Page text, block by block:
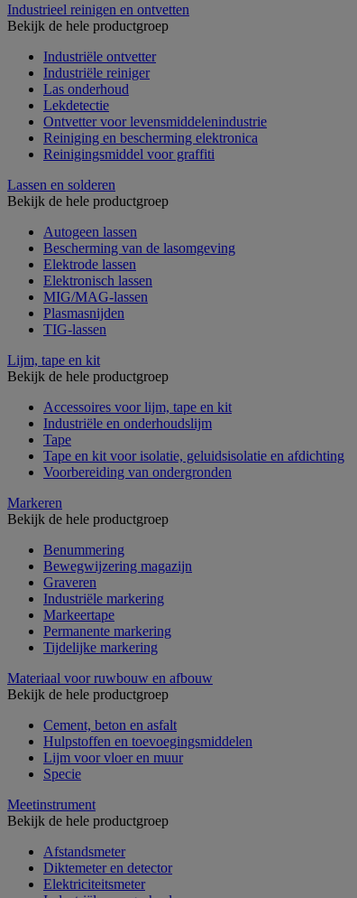
Industrieel reinigen en ontvetten
Bekijk de hele productgroep
Industriële ontvetter
Industriële reiniger
Las onderhoud
Lekdetectie
Ontvetter voor levensmiddelenindustrie
Reiniging en bescherming elektronica
Reinigingsmiddel voor graffiti
Lassen en solderen
Bekijk de hele productgroep
Autogeen lassen
Bescherming van de lasomgeving
Elektrode lassen
Elektronisch lassen
MIG/MAG-lassen
Plasmasnijden
TIG-lassen
Lijm, tape en kit
Bekijk de hele productgroep
Accessoires voor lijm, tape en kit
Industriële en onderhoudslijm
Tape
Tape en kit voor isolatie, geluidsisolatie en afdichting
Voorbereiding van ondergronden
Markeren
Bekijk de hele productgroep
Benummering
Bewegwijzering magazijn
Graveren
Industriële markering
Markeertape
Permanente markering
Tijdelijke markering
Materiaal voor ruwbouw en afbouw
Bekijk de hele productgroep
Cement, beton en asfalt
Hulpstoffen en toevoegingsmiddelen
Lijm voor vloer en muur
Specie
Meetinstrument
Bekijk de hele productgroep
Afstandsmeter
Diktemeter en detector
Elektriciteitsmeter